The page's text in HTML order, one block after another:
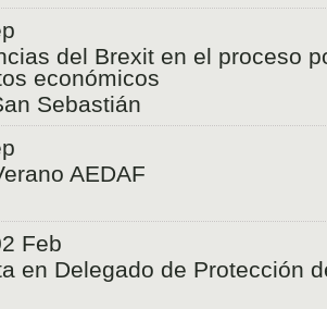
del Brexit en el proceso
económicos
Sebastián
AEDAF
Feb
en Delegado de Protección